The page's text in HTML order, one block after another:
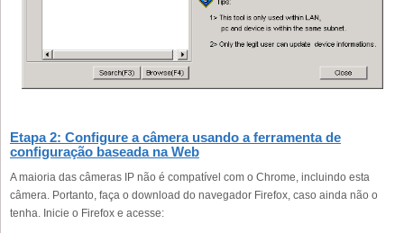
Etapa 2: Configure a câmera usando a ferramenta de
configuração baseada na Web
A maioria das câmeras IP não é compatível com o Chrome, incluindo esta
câmera. Portanto, faça o download do navegador Firefox, caso ainda não o
tenha. Inicie o Firefox e acesse: